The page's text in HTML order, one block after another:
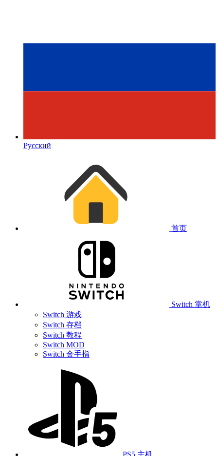
Русский
首页
Switch 掌机
Switch 游戏
Switch 存档
Switch 教程
Switch MOD
Switch 金手指